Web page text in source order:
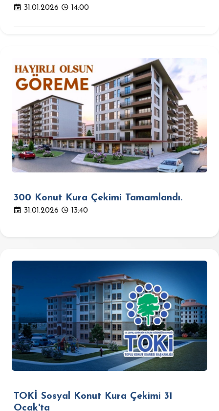
31.01.2026 14:00
300 Konut Kura Çekimi Tamamlandı.
31.01.2026 13:40
TOKİ Sosyal Konut Kura Çekimi 31
Ocak'ta